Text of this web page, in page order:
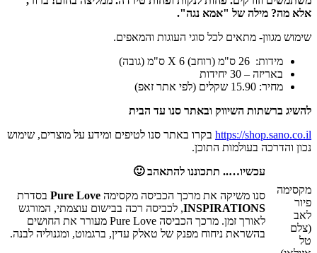
אלא מה? מילה של "אמא נגה".
שימוש מגוון- מתאים לכל סוגי העוגות והמאפים.
מידות: 26 ס"מ (רוחב) X 6 ס"מ (גובה)
באריזה – 30 יחידות
מחיר: 15.90 שקלים (לפי אתר זאפ)
להשיג ברשתות השיווק ובאתר סנו עד הבית
https://shop.sano.co.il בקרו באתר סנו לטיפים ומידע על מוצרים, שימוש
נכון והדרכה בעולמות התוכן.
מקסימה
פיור
לאב
(צלם
טל
עכשיו….. תתכוננו להתאהב 🙂
סנו משיקה את מרכך הכביסה מקסימה Pure Love בסדרת
INSPIRATIONS, לכביסה רכה בבישום עוצמתי, המורגש
לאורך זמן. מרכך הכביסה Pure Love מעורר את החושים
בהשראת ניחוח מפנק של טאלק עדין, ברגמוט, ומגנוליה לבנה.